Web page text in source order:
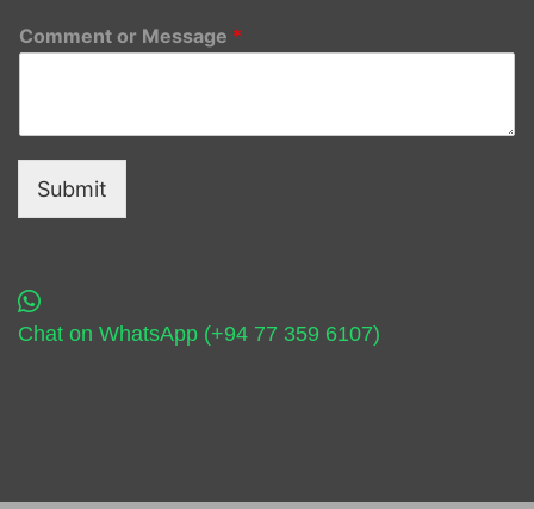
Comment or Message *
Submit
Chat on WhatsApp (+94 77 359 6107)